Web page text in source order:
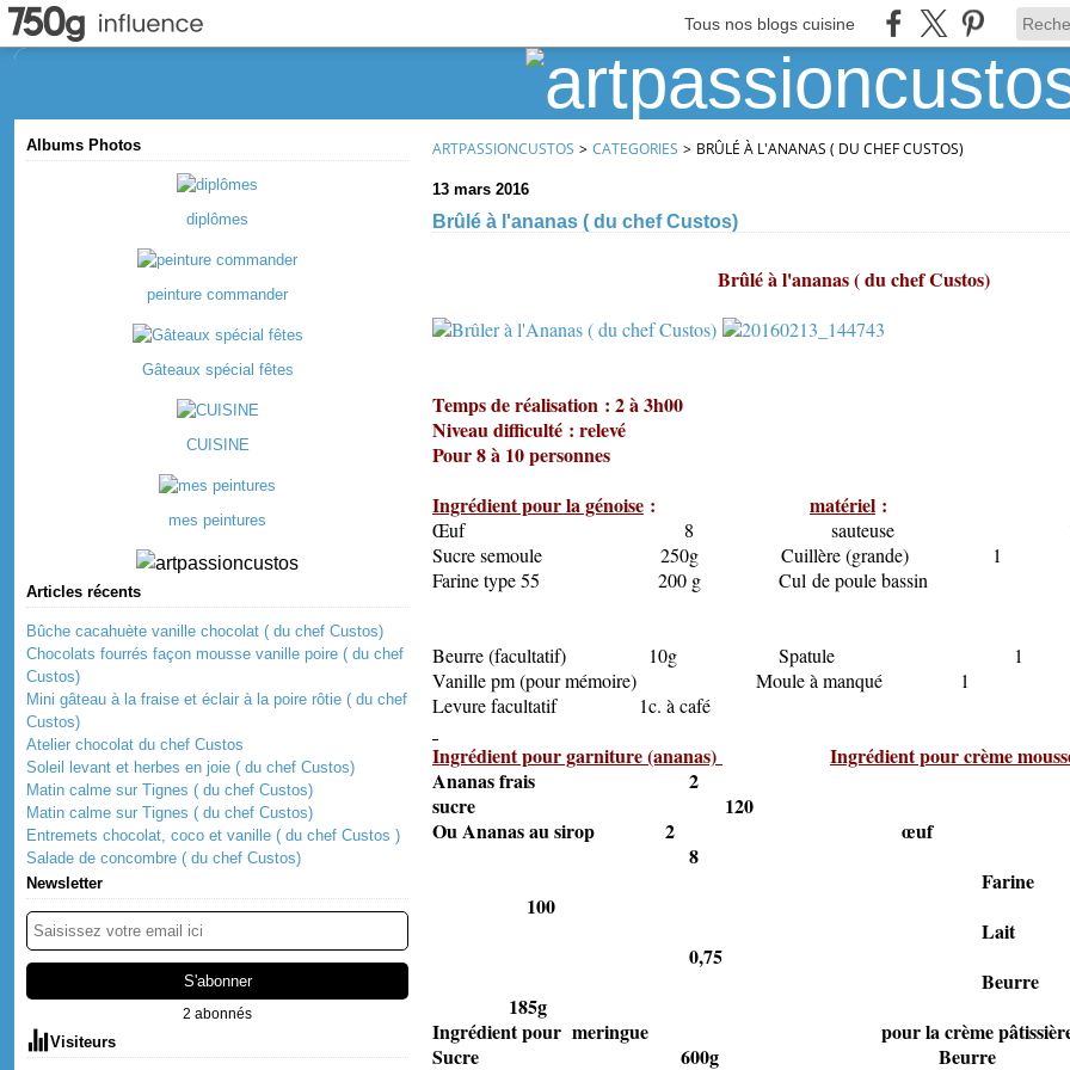
Tous nos blogs cuisine
Albums Photos
diplômes
peinture commander
Gâteaux spécial fêtes
CUISINE
mes peintures
Articles récents
Bûche cacahuète vanille chocolat ( du chef Custos)
Chocolats fourrés façon mousse vanille poire ( du chef
Custos)
Mini gâteau à la fraise et éclair à la poire rôtie ( du chef
Custos)
Atelier chocolat du chef Custos
Soleil levant et herbes en joie ( du chef Custos)
Matin calme sur Tignes ( du chef Custos)
Matin calme sur Tignes ( du chef Custos)
Entremets chocolat, coco et vanille ( du chef Custos )
Salade de concombre ( du chef Custos)
Newsletter
2 abonnés
Visiteurs
ARTPASSIONCUSTOS > CATEGORIES > BRÛLÉ À L'ANANAS ( DU CHEF CUSTOS)
13 mars 2016
Brûlé à l'ananas ( du chef Custos)
Brûlé à l'ananas ( du chef Custos)
Temps de réalisation : 2 à 3h00
Niveau difficulté : relevé
Pour 8 à 10 personnes
Ingrédient pour la génoise : matériel :
Œuf 8 sauteuse
Sucre semoule 250g Cuillère (grande) 1
Farine type 55 200 g Cul de poule bassin
Beurre (facultatif) 10g Spatule 1
Vanille pm (pour mémoire) Moule à manqué 1
Levure facultatif 1c. à café
Ingrédient pour garniture (ananas)
Ingrédient pour crème
Ananas frais 2
sucre 120
Ou Ananas au sirop 2 œuf
8
100
Lait
0,75
185g
Ingrédient pour meringue pour la crème pâtissière
Sucre 600g Beurre